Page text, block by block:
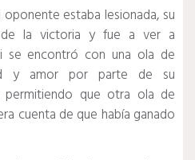
estaba lesionada, su
de la victoria y fue a ver a
se encontró con una ola de
y amor por parte de su
que otra ola de
cuenta de que había ganado